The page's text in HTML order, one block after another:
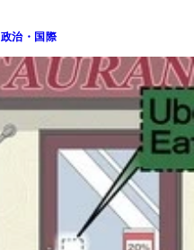
政治・国際